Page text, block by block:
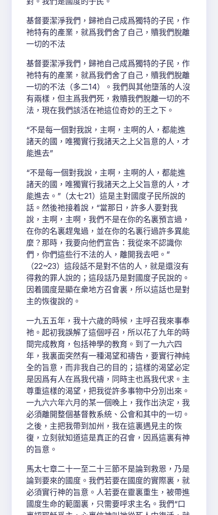
基督要潔淨我們，歸祂自己成爲獨特的子民，作
祂特有的產業，就爲我們舍了自己，贖我們脫離
一切的不法
基督要潔淨我們，歸祂自己成爲獨特的子民，作
祂特有的產業，就爲我們舍了自己，贖我們脫離
一切的不法（多二14）。我們與其他墮落的人沒
有兩樣，但主爲我們死，救贖我們脫離一切的不
法，現在我們該活在祂這位奇妙的王之下。
“不是每一個對我說，主啊，主啊的人，都能進
諸天的國，唯獨實行我諸天之上父旨意的人，才
能進去”
“不是每一個對我說，主啊，主啊的人，都能進
諸天的國，唯獨實行我諸天之上父旨意的人，才
能進去。”（太七21）這是主對國度子民所說的
話。然後祂接着說，“當那日，許多人要對我
說，主啊，主啊，我們不是在你的名裏預言過，
在你的名裏趕鬼過，並在你的名裏行過許多異能
麼？那時，我要向他們宣告：我從來不認識你
們，你們這些行不法的人，離開我去吧。”
（22~23）這段話不是對不信的人，就是還沒有
得救的罪人說的；這段話乃是對國度子民說的。
因着國度是顯在衆地方召會裏，所以這話也是對
主的恢復說的。
一九五五年，我十六歲的時候，主呼召我來事奉
祂。起初我誤解了這個呼召，所以花了九年的時
間完成教育，包括神學的教育。到了一九六四
年，我裏面突然有一種渴望和禱告，要實行神純
全的旨意，而非我自己的目的；這樣的渴望必定
是因爲有人在爲我代禱，同時主也爲我代求。主
尊重這樣的渴望，把我從許多事物中分別出來。
一九六六年六月的某一個晚上，我作出決定，我
必須離開整個基督教系統、公會和其中的一切。
之後，主把我帶到加州，我在這裏遇見主的恢
復，立刻就知道這是真正的召會，因爲這裏有神
的旨意。
馬太七章二十一至二十三節不是論到救恩，乃是
論到要來的國度。我們若要在國度的實際裏，就
必須實行神的旨意。人若要在靈裏重生，被帶進
國度生命的範圍裏，只需要呼求主名。我們“口